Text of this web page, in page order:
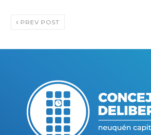
PREV POST